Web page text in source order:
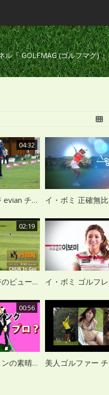
ル『 GOLFMAG (ゴルフマグ) 』
04:32
チョン・インジ evian チャンピオンシップ 雨の中での練習風景
02:19
チョン・インジのビューティフルショートアイアン
00:56
ペク・キュジョンの素晴らしい韓流スイング